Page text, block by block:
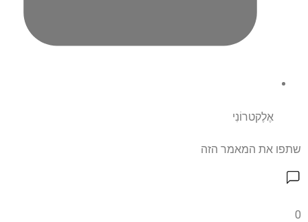
אֶלֶקטרוֹנִי
שתפו את המאמר הזה
0